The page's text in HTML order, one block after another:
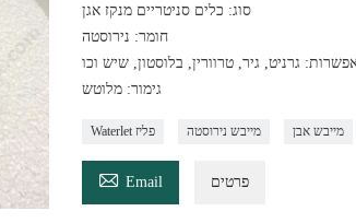
סוג: כלים סניטריים מנקז אגן
חומר: נירוסטה
גימור: מלוטש
Waterlet פליז מייבש נירוסטה מייבש אבן
 Email פרטים